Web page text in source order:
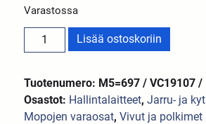
Varastossa
Lisää ostoskoriin
Tuotenumero: M5=697 / VC19107 /
Osastot: Hallintalaitteet,Jarru- ja
Mopojen varaosat,Vivut ja polkimet